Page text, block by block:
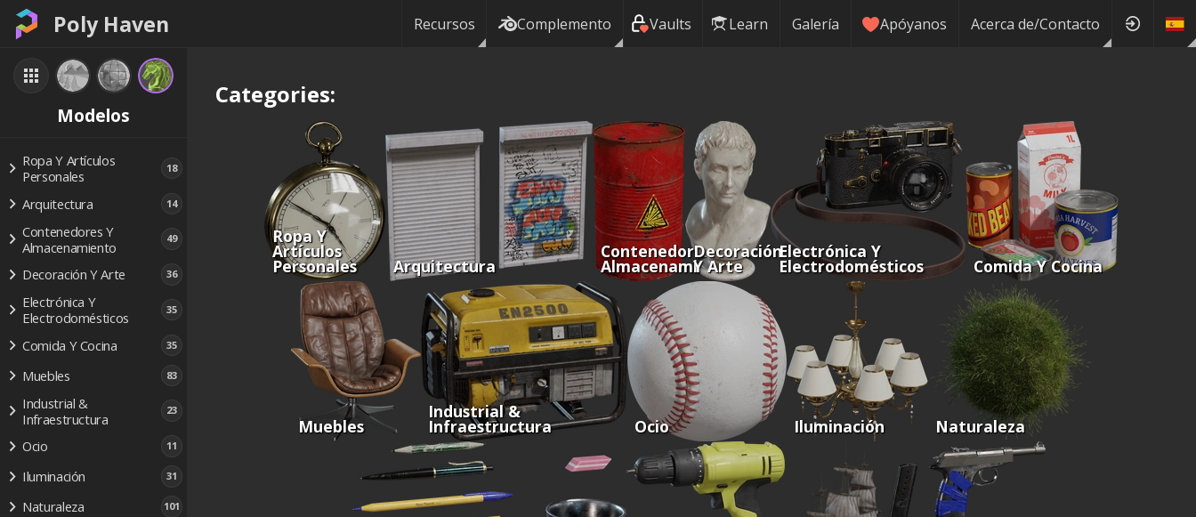
Poly Haven Recursos Complemento Vaults Learn Galería Apóyanos Acerca de/Contacto
Modelos
Ropa Y Artículos
Personales
18
Arquitectura 14
Contenedores Y
Almacenamiento
49
Decoración Y Arte 36
Electrónica Y
Electrodomésticos
35
Comida Y Cocina 35
Muebles 83
Industrial &
Infraestructura
23
Ocio 11
Iluminación 31
Naturaleza 101
Categories:
Ropa Y
Artículos
Personales Arquitectura
Contenedores Y
Almacenamiento
Decoración
Y Arte
Electrónica Y
Electrodomésticos Comida Y Cocina
Muebles
Industrial &
Infraestructura Ocio Iluminación Naturaleza